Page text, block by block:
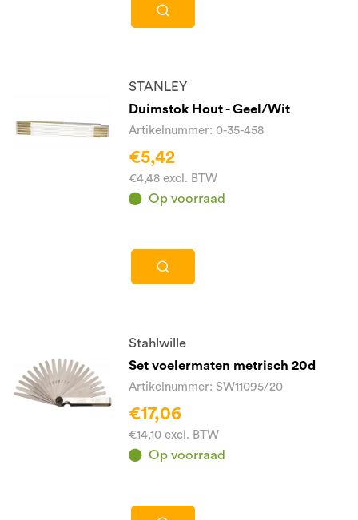
STANLEY
Duimstok Hout - Geel/Wit
Artikelnummer: 0-35-458
€5,42
€4,48 excl. BTW
Op voorraad
Stahlwille
Set voelermaten metrisch 20d
Artikelnummer: SW11095/20
€17,06
€14,10 excl. BTW
Op voorraad